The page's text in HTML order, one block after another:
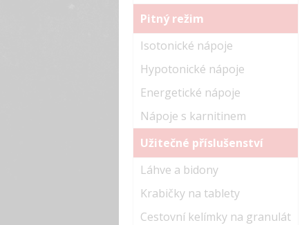
Pitný režim
Isotonické nápoje
Hypotonické nápoje
Energetické nápoje
Nápoje s karnitinem
Užitečné příslušenství
Láhve a bidony
Krabičky na tablety
Cestovní kelímky na granulát